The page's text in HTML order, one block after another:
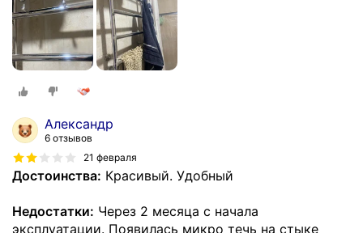
Александр
6 отзывов
21 февраля
Достоинства: Красивый. Удобный
Недостатки: Через 2 месяца с начала
эксплуатации. Появилась микро течь на стыке